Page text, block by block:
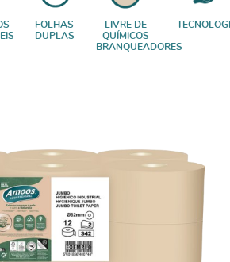
FOLHAS
DUPLAS
LIVRE DE
QUÍMICOS
BRANQUEADORES